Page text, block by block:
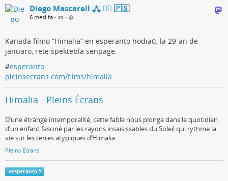
loko, nur por malmultaj poentoj.
Schermata unica Gara di Torino 2026
gas.unipi.it
Diego Mascarell ⁂ 🏳️‍🌈 🇵🇸
6 mesi fa • •
Kanada filmo “Himalia” en esperanto hodiaŭ, la 29-an de
januaro, rete spektebla senpage.
#esperanto
pleinsecrans.com/films/himalia…
Himalia - Pleins Écrans
D’une étrange intemporalité, cette fable nous plonge dans le quotidien
d’un enfant fasciné par les rayons insaisissables du Soleil qui rythme la
vie sur les terres atypiques d’Himalia.
Pleins Écrans
#esperanto